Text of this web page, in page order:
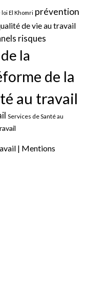
El Khomri prévention
de vie au travail
risques
la
de la
au travail
Services de Santé au
| Mentions